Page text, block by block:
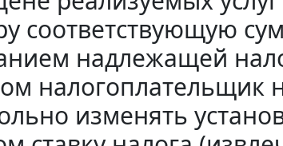
соответствующую
надлежащей
налогоплательщик
изменять